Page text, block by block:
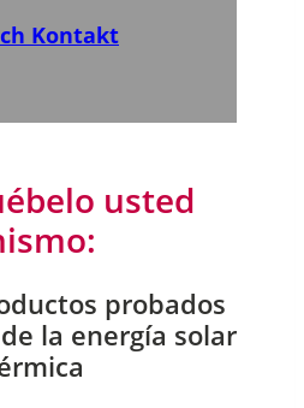
Kontakt
usted
probados
la energía solar